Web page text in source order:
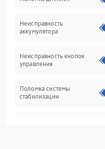
Неисправность
аккумулятора
Неисправность кнопок
управления
Поломка системы
стабилизации